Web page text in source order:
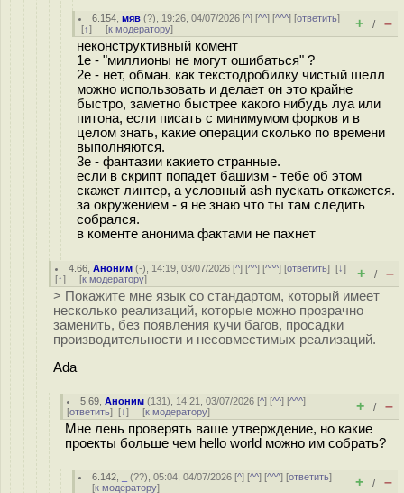
6.154 ,мяв (?), 19:26, 04/07/2026 [^] [^^] [^^^] [ответить]
[↑] [к модератору] + / –
неконструктивный комент
1е - "миллионы не могут ошибаться" ?
2е - нет, обман. как текстодробилку чистый шелл
можно использовать и делает он это крайне
быстро, заметно быстрее какого нибудь луа или
питона, если писать с минимумом форков и в
целом знать, какие операции сколько по времени
выполняются.
3е - фантазии какието странные.
если в скрипт попадет башизм - тебе об этом
скажет линтер, а условный ash пускать откажется.
за окружением - я не знаю что ты там следить
собрался.
в коменте анонима фактами не пахнет
4.66 ,Аноним (-), 14:19, 03/07/2026 [^] [^^] [^^^] [ответить][↓]
[↑] [к модератору] + / –
> Покажите мне язык со стандартом, который имеет
несколько реализаций, которые можно прозрачно
заменить, без появления кучи багов, просадки
производительности и несовместимых реализаций.
Ada
5.69 ,Аноним (131), 14:21, 03/07/2026 [^] [^^] [^^^]
[ответить] [↓] [к модератору] + / –
Мне лень проверять ваше утверждение, но какие
проекты больше чем hello world можно им собрать?
6.142 (??), 05:04, 04/07/2026 [^] [^^] [^^^] [ответить]
[к модератору] + / –